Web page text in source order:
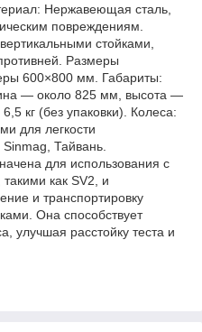
Нержавеющая сталь,
повреждениям.
стойками,
Размеры
600×800 мм. Габариты:
— около 825 мм, высота —
кг (без упаковки). Колеса:
для легкости
Тайвань.
для использования с
как SV2, и
и транспортировку
Она способствует
улучшая расстойку теста и